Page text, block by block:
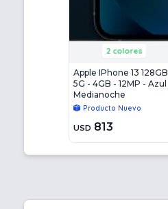
2 colores
Apple IPhone 13 128GB
5G - 4GB - 12MP - Azul
Medianoche
Producto Nuevo
USD 813